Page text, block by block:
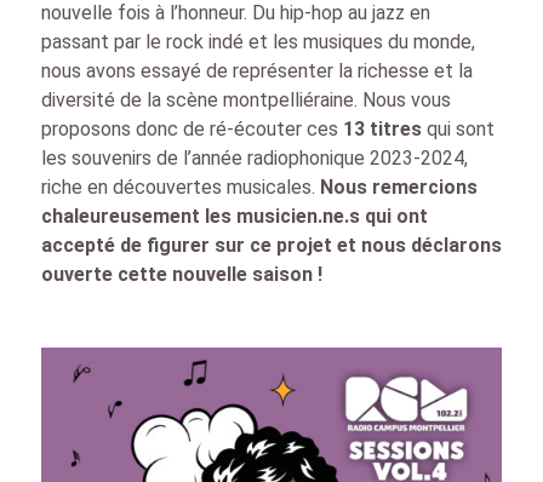
nouvelle fois à l’honneur. Du hip-hop au jazz en
passant par le rock indé et les musiques du monde,
nous avons essayé de représenter la richesse et la
diversité de la scène montpelliéraine. Nous vous
proposons donc de ré-écouter ces 13 titres qui sont
les souvenirs de l’année radiophonique 2023-2024,
riche en découvertes musicales. Nous remercions
chaleureusement les musicien.ne.s qui ont
accepté de figurer sur ce projet et nous déclarons
ouverte cette nouvelle saison !